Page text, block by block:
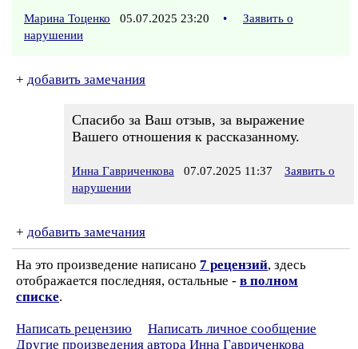
Марина Тоценко 05.07.2025 23:20 •
Заявить о
нарушении
+ добавить замечания
Спасибо за Ваш отзыв, за выражение
Вашего отношения к рассказанному.
Инна Гавриченкова 07.07.2025 11:37
Заявить о
нарушении
+ добавить замечания
На это произведение написано 7 рецензий, здесь
отображается последняя, остальные - в полном
списке.
Написать рецензию
Написать личное сообщение
Другие произведения автора Инна Гавриченкова